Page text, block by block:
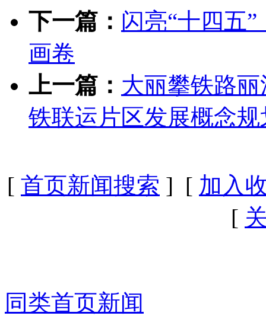
下一篇： 闪亮“十四五
画卷
上一篇： 大丽攀铁路
铁联运片区发展概念
[ 首页新闻搜索 ] [ 加入
[
同类首页新闻